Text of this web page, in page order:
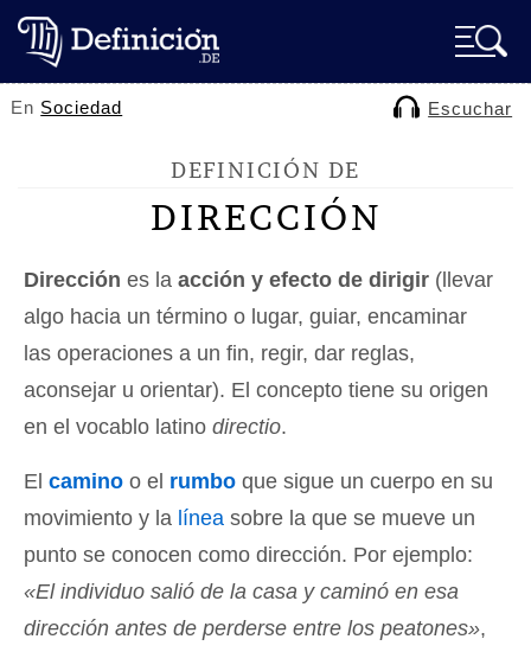
En Sociedad Escuchar
DEFINICIÓN DE
DIRECCIÓN
Dirección es la acción y efecto de dirigir (llevar
algo hacia un término o lugar, guiar, encaminar
las operaciones a un fin, regir, dar reglas,
aconsejar u orientar). El concepto tiene su origen
en el vocablo latino directio.
El camino o el rumbo que sigue un cuerpo en su
movimiento y la línea sobre la que se mueve un
punto se conocen como dirección. Por ejemplo:
«El individuo salió de la casa y caminó en esa
dirección antes de perderse entre los peatones»,